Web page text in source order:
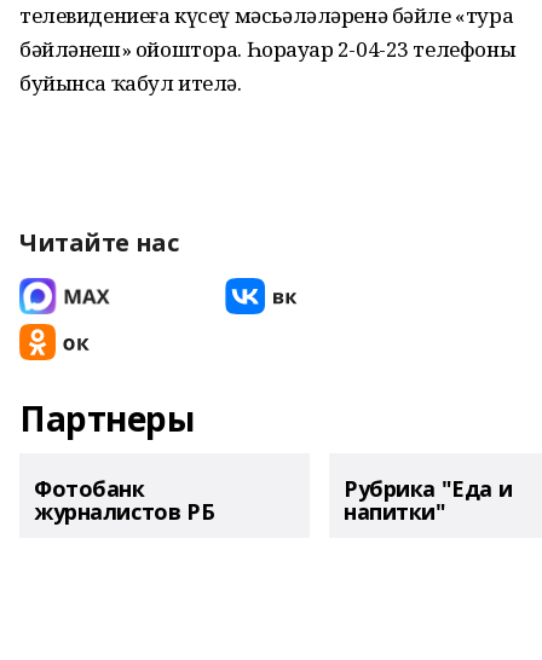
телевидениеға күсеү мәсьәләләренә бәйле «тура
бәйләнеш» ойоштора. Һорауҙар 2-04-23 телефоны
буйынса ҡабул ителә.
Читайте нас
Партнеры
Фотобанк
журналистов РБ
Рубрика "Еда и
напитки"